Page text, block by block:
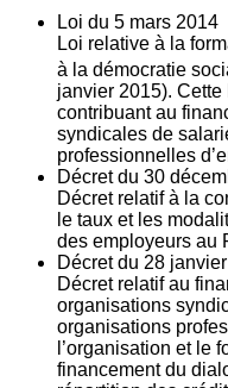
Loi du 5 mars 2014
Loi relative à la
à la démocratie
janvier 2015).
contribuant au
syndicales de
professionnelles
Décret du 30
Décret relatif à la
le taux et les
des employeurs au
Décret du 28
Décret relatif au
organisations
organisations
l’organisation et le
financement du